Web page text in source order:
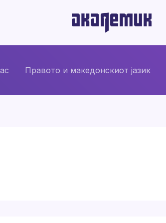
Правото и македонскиот јазик